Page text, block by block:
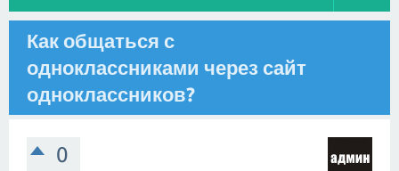
Как общаться с
одноклассниками через сайт
одноклассников?
0